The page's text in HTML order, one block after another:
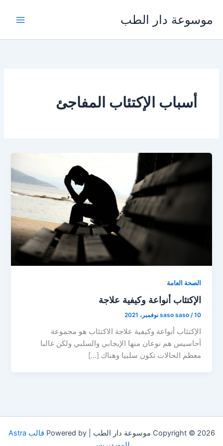
المحتوى
موسوعة دار الطب
أسباب الإكتئاب المفاجئ
الصحة العامة
الإكتئاب أنواعة وكيفية علاجة
saso saso /10 نوفمبر، 2021
الإكتئاب أنواعة وكيفية علاجة الاكتئاب هو مجموعة
أحاسيس هم نوعان منها الإيجابي والسلبي ولكن غالبا
معظم الحالات تكون سلبيا وهناك […]
Copyright © 2026 موسوعة دار الطب | Powered by
قالب Astra